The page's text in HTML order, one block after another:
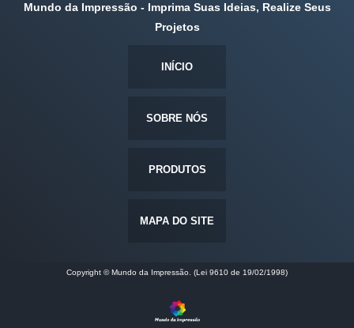
Mundo da Impressão - Imprima Suas Ideias, Realize Seus
Projetos
INÍCIO
SOBRE NÓS
PRODUTOS
MAPA DO SITE
Copyright © Mundo da Impressão. (Lei 9610 de 19/02/1998)